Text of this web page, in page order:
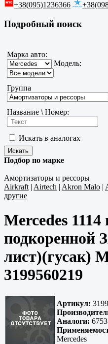
+38(095)1236366
Подробный поиск
Марка авто:
Модель:
Группа
Название \ Номер:
Искать в аналогах
Подбор по марке
Амортизаторы и рессоры
Airkraft| Airtech | Akron Malo |
другие
Mercedes
лист)(гусак)
3199560219
Артикул:
Аналоги:
Mercedes